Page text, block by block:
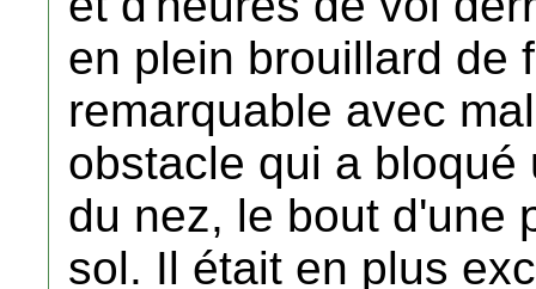
en plein brouillard de
remarquable avec
obstacle qui a
du nez, le bout d'une
sol. Il était en plus